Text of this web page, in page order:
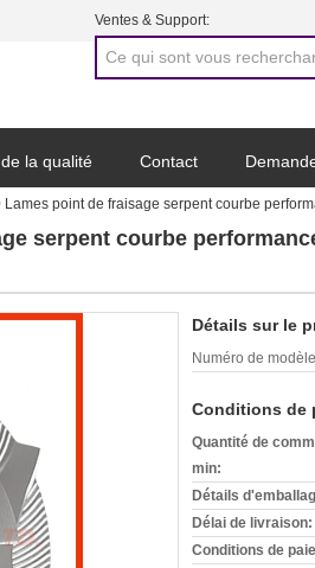
Ventes & Support:
la qualité Contact
point de fraisage serpent courbe
serpent courbe
Détails sur le
Numéro de
Conditions de
Quantité de
min:
Détails
Délai de livraison:
Conditions de